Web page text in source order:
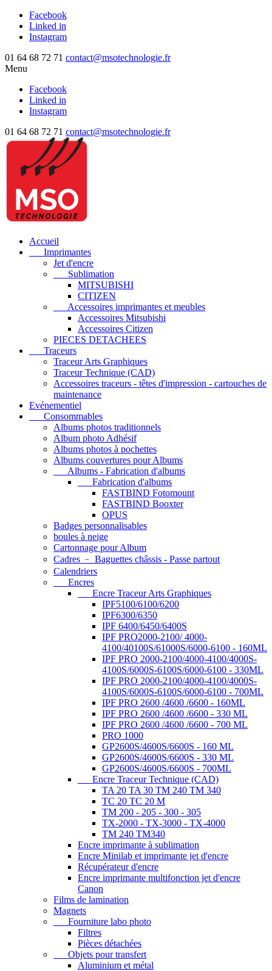
Facebook
Linked in
Instagram
01 64 68 72 71 contact@msotechnologie.fr
Menu
Facebook
Linked in
Instagram
01 64 68 72 71 contact@msotechnologie.fr
Accueil
Imprimantes
Jet d'encre
Sublimation
MITSUBISHI
CITIZEN
Accessoires imprimantes et meubles
Accessoires Mitsubishi
Accessoires Citizen
PIECES DETACHEES
Traceurs
Traceur Arts Graphiques
Traceur Technique (CAD)
Accessoires traceurs - têtes d'impression - cartouches de
maintenance
Evénementiel
Consommables
Albums photos traditionnels
Album photo Adhésif
Albums photos à pochettes
Albums couvertures pour Albums
Albums - Fabrication d'albums
Fabrication d'albums
FASTBIND Fotomount
FASTBIND Booxter
OPUS
Badges personnalisables
boules à neige
Cartonnage pour Album
Cadres ﹣ Baguettes châssis - Passe partout
Calendriers
Encres
Encre Traceur Arts Graphiques
IPF5100/6100/6200
IPF6300/6350
IPF 6400/6450/6400S
IPF PRO2000-2100/ 4000-
4100/40100S/61000S/6000-6100 - 160ML
IPF PRO 2000-2100/4000-4100/4000S-
4100S/6000S-6100S/6000-6100 - 330ML
IPF PRO 2000-2100/4000-4100/4000S-
4100S/6000S-6100S/6000-6100 - 700ML
IPF PRO 2600 /4600 /6600 - 160ML
IPF PRO 2600 /4600 /6600 - 330 ML
IPF PRO 2600 /4600 /6600 - 700 ML
PRO 1000
GP2600S/4600S/6600S - 160 ML
GP2600S/4600S/6600S - 330 ML
GP2600S/4600S/6600S - 700ML
Encre Traceur Technique (CAD)
TA 20 TA 30 TM 240 TM 340
TC 20 TC 20 M
TM 200 - 205 - 300 - 305
TX-2000 - TX-3000 - TX-4000
TM 240 TM340
Encre imprimante à sublimation
Encre Minilab et imprimante jet d'encre
Récupérateur d'encre
Encre imprimante multifonction jet d'encre
Canon
Films de lamination
Magnets
Fourniture labo photo
Filtres
Pièces détachées
Objets pour transfert
Aluminium et métal